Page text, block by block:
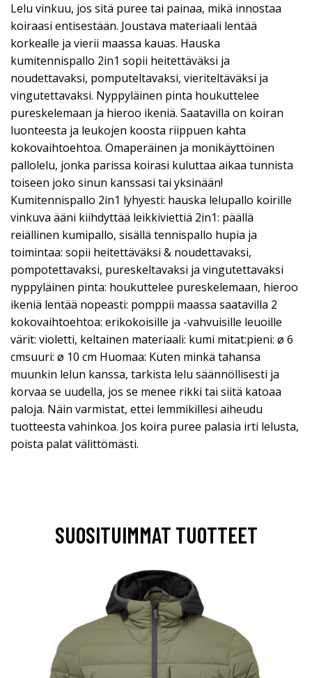
Lelu vinkuu, jos sitä puree tai painaa, mikä innostaa
koiraasi entisestään. Joustava materiaali lentää
korkealle ja vierii maassa kauas. Hauska
kumitennispallo 2in1 sopii heitettäväksi ja
noudettavaksi, pomputeltavaksi, vieriteltäväksi ja
vingutettavaksi. Nyppyläinen pinta houkuttelee
pureskelemaan ja hieroo ikeniä. Saatavilla on koiran
luonteesta ja leukojen koosta riippuen kahta
kokovaihtoehtoa. Omaperäinen ja monikäyttöinen
pallolelu, jonka parissa koirasi kuluttaa aikaa tunnista
toiseen joko sinun kanssasi tai yksinään!
Kumitennispallo 2in1 lyhyesti: hauska lelupallo koirille
vinkuva ääni kiihdyttää leikkiviettiä 2in1: päällä
reiällinen kumipallo, sisällä tennispallo hupia ja
toimintaa: sopii heitettäväksi & noudettavaksi,
pompotettavaksi, pureskeltavaksi ja vingutettavaksi
nyppyläinen pinta: houkuttelee pureskelemaan, hieroo
ikeniä lentää nopeasti: pomppii maassa saatavilla 2
kokovaihtoehtoa: erikokoisille ja -vahvuisille leuoille
värit: violetti, keltainen materiaali: kumi mitat:pieni: ø 6
cmsuuri: ø 10 cm Huomaa: Kuten minkä tahansa
muunkin lelun kanssa, tarkista lelu säännöllisesti ja
korvaa se uudella, jos se menee rikki tai siitä katoaa
paloja. Näin varmistat, ettei lemmikillesi aiheudu
tuotteesta vahinkoa. Jos koira puree palasia irti lelusta,
poista palat välittömästi.
SUOSITUIMMAT TUOTTEET